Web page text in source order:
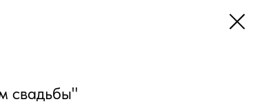
свадьбы"